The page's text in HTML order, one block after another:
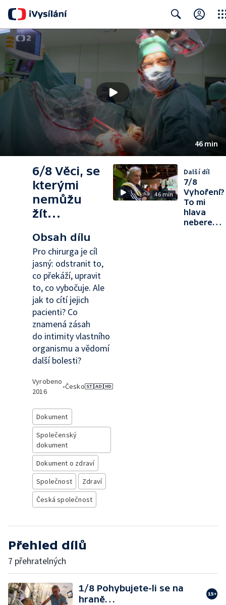
Search
46 min
6/8 Věci, se
kterými
nemůžu
žít…
Obsah dílu
Pro chirurga je cíl
jasný: odstranit to,
co překáží, upravit
to, co vybočuje. Ale
jak to cítí jejich
pacienti? Co
znamená zásah
do intimity vlastního
organismu a vědomí
další bolesti?
Vyrobeno
2016
•Česko
Dokument
Společenský
dokument
Dokument o zdraví
Společnost
Zdraví
Česká společnost
46 min
Další díl
7/8
Vyhoření?
To mi
hlava
nebere…
Přehled dílů
7 přehratelných
1/8 Pohybujete-li se na
hraně…